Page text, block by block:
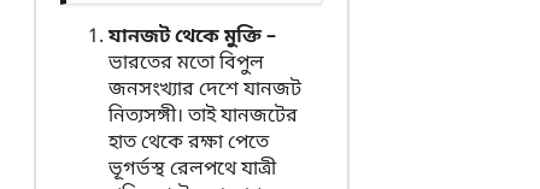
যানজট থেকে মুক্তি –
ভারতের মতো বিপুল
জনসংখ্যার দেশে যানজট
নিত্যসঙ্গী। তাই যানজটের
হাত থেকে রক্ষা পেতে
ভূগর্ভস্থ রেলপথে যাত্রী